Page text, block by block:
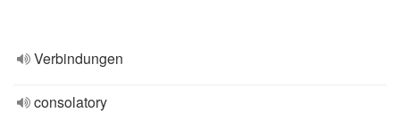
Verbindungen
consolatory